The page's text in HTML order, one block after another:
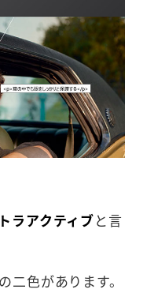
ラアクティブと言
二色があります。